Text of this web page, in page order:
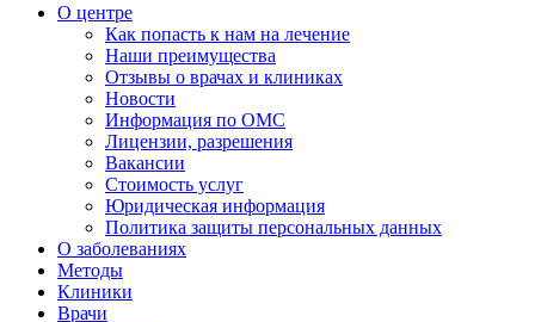
О центре
Как попасть к нам на лечение
Наши преимущества
Отзывы о врачах и клиниках
Новости
Информация по ОМС
Лицензии, разрешения
Вакансии
Стоимость услуг
Юридическая информация
Политика защиты персональных данных
О заболеваниях
Методы
Клиники
Врачи